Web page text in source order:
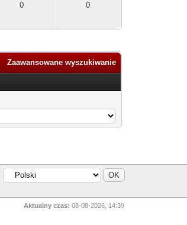
0 0
Zaawansowane wyszukiwanie
Aktualny czas: 08-08-2026, 14:39